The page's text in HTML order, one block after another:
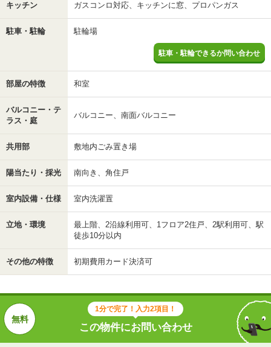
キッチン ガスコンロ対応、キッチンに窓、プロパンガス
駐車・駐輪 駐輪場
駐車・駐輪できるか問い合わせ
部屋の特徴 和室
バルコニー・テ
ラス・庭
バルコニー、南面バルコニー
共用部 敷地内ごみ置き場
陽当たり・採光 南向き、角住戸
室内設備・仕様 室内洗濯置
立地・環境
最上階、2沿線利用可、1フロア2住戸、2駅利用可、駅
徒歩10分以内
その他の特徴 初期費用カード決済可
1分で完了！入力2項目！
この物件にお問い合わせ